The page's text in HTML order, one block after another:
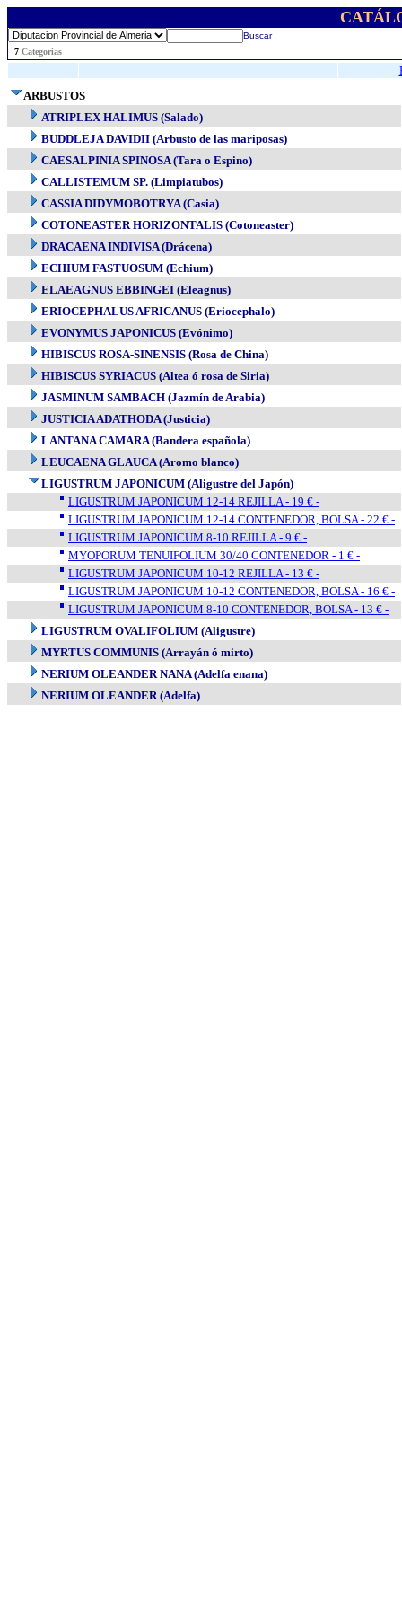
Buscar
7 Categorias
ARBUSTOS
ATRIPLEX HALIMUS (Salado)
BUDDLEJA DAVIDII (Arbusto de las mariposas)
CAESALPINIA SPINOSA (Tara o Espino)
CALLISTEMUM SP. (Limpiatubos)
CASSIA DIDYMOBOTRYA (Casia)
COTONEASTER HORIZONTALIS (Cotoneaster)
DRACAENA INDIVISA (Drácena)
ECHIUM FASTUOSUM (Echium)
ELAEAGNUS EBBINGEI (Eleagnus)
ERIOCEPHALUS AFRICANUS (Eriocephalo)
EVONYMUS JAPONICUS (Evónimo)
HIBISCUS ROSA-SINENSIS (Rosa de China)
HIBISCUS SYRIACUS (Altea ó rosa de Siria)
JASMINUM SAMBACH (Jazmín de Arabia)
JUSTICIA ADATHODA (Justicia)
LANTANA CAMARA (Bandera española)
LEUCAENA GLAUCA (Aromo blanco)
LIGUSTRUM JAPONICUM (Aligustre del Japón)
LIGUSTRUM JAPONICUM 12-14 REJILLA - 19 € -
LIGUSTRUM JAPONICUM 12-14 CONTENEDOR, BOLSA - 22 € -
LIGUSTRUM JAPONICUM 8-10 REJILLA - 9 € -
MYOPORUM TENUIFOLIUM 30/40 CONTENEDOR - 1 € -
LIGUSTRUM JAPONICUM 10-12 REJILLA - 13 € -
LIGUSTRUM JAPONICUM 10-12 CONTENEDOR, BOLSA - 16 € -
LIGUSTRUM JAPONICUM 8-10 CONTENEDOR, BOLSA - 13 € -
LIGUSTRUM OVALIFOLIUM (Aligustre)
MYRTUS COMMUNIS (Arrayán ó mirto)
NERIUM OLEANDER NANA (Adelfa enana)
NERIUM OLEANDER (Adelfa)